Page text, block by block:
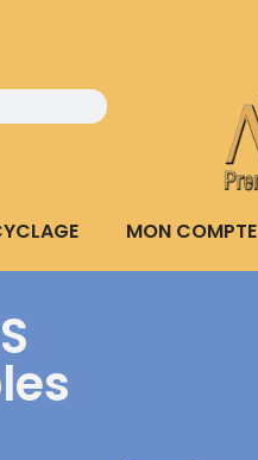
MON COMPTE